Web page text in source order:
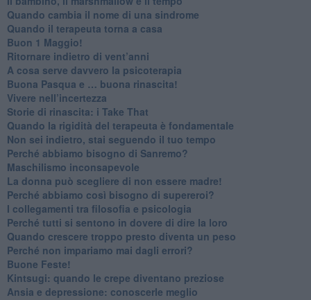
​Quando cambia il nome di una sindrome
​Quando il terapeuta torna a casa
​Buon 1 Maggio!
Ritornare indietro di vent’anni
​A cosa serve davvero la psicoterapia
​Buona Pasqua e … buona rinascita!
​Vivere nell’incertezza
​Storie di rinascita: i Take That
​Quando la rigidità del terapeuta è fondamentale
​Non sei indietro, stai seguendo il tuo tempo
​Perché abbiamo bisogno di Sanremo?
​Maschilismo inconsapevole
​La donna può scegliere di non essere madre!
​Perché abbiamo così bisogno di supereroi?
​I collegamenti tra filosofia e psicologia
​Perché tutti si sentono in dovere di dire la loro
​Quando crescere troppo presto diventa un peso
​Perché non impariamo mai dagli errori?
​Buone Feste!
​Kintsugi: quando le crepe diventano preziose
Ansia e depressione: conoscerle meglio